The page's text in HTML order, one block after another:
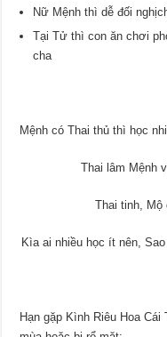
Nữ Mệnh thì dễ đối
Tại Tử thì con ăn chơi
cha
Mệnh có Thai thủ thì học
Thai lâm Mệnh
Thai tinh, Mộ
Kìa ai nhiều học ít nên,
Hạn gặp Kình Riêu Hoa